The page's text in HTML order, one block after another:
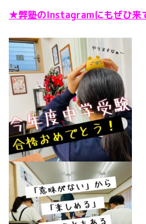
★弊塾のInstagramにもぜひ来